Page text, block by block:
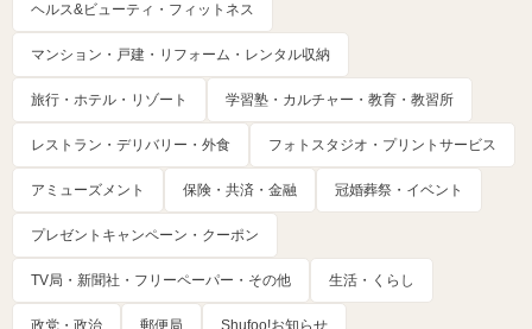
ヘルス&ビューティ・フィットネス
マンション・戸建・リフォーム・レンタル収納
旅行・ホテル・リゾート 学習塾・カルチャー・教育・教習所
レストラン・デリバリー・外食 フォトスタジオ・プリントサービス
アミューズメント 保険・共済・金融 冠婚葬祭・イベント
プレゼントキャンペーン・クーポン
TV局・新聞社・フリーペーパー・その他 生活・くらし